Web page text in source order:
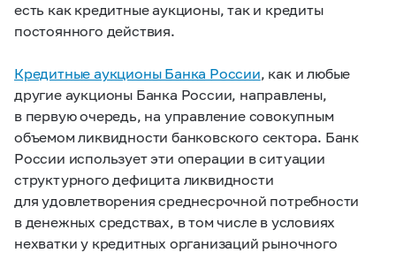
есть как кредитные аукционы, так и кредиты
постоянного действия.
Кредитные аукционы Банка России, как и любые
другие аукционы Банка России, направлены,
в первую очередь, на управление совокупным
объемом ликвидности банковского сектора. Банк
России использует эти операции в ситуации
структурного дефицита ликвидности
для удовлетворения среднесрочной потребности
в денежных средствах, в том числе в условиях
нехватки у кредитных организаций рыночного